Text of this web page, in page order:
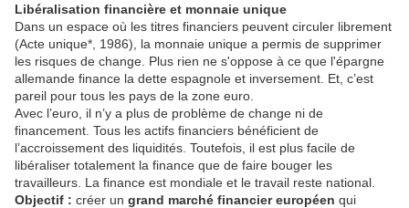
Libéralisation financière et monnaie unique
Dans un espace où les titres financiers peuvent circuler librement
(Acte unique*, 1986), la monnaie unique a permis de supprimer
les risques de change. Plus rien ne s'oppose à ce que l'épargne
allemande finance la dette espagnole et inversement. Et, c’est
pareil pour tous les pays de la zone euro.
Avec l’euro, il n’y a plus de problème de change ni de
financement. Tous les actifs financiers bénéficient de
l’accroissement des liquidités. Toutefois, il est plus facile de
libéraliser totalement la finance que de faire bouger les
travailleurs. La finance est mondiale et le travail reste national.
Objectif : créer un grand marché financier européen qui